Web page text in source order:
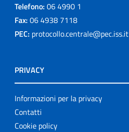
Telefono: 06 4990 1
Fax: 06 4938 7118
PEC: protocollo.centrale@pec.iss.it
PRIVACY
Informazioni per la privacy
Contatti
Cookie policy